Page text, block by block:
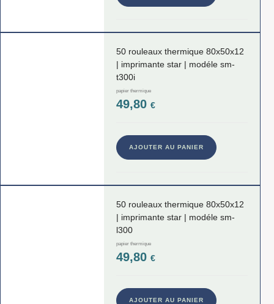
50 rouleaux thermique 80x50x12
| imprimante star | modéle sm-
t300i
papier thermique
49,80€
AJOUTER AU PANIER
50 rouleaux thermique 80x50x12
| imprimante star | modéle sm-
l300
papier thermique
49,80€
AJOUTER AU PANIER